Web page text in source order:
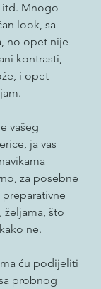
itd. Mnogo
look, sa
no opet nije
kontrasti,
i opet
vašeg
ja vas
za posebne
željama, što
ne.
ću podijeliti
probnog